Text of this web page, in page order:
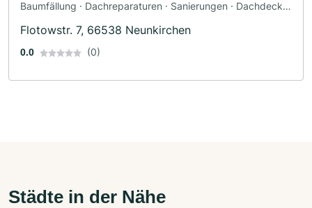
Baumfällung · Dachreparaturen · Sanierungen · Dachdecker
Flotowstr. 7, 66538 Neunkirchen
0.0 (0)
Städte in der Nähe